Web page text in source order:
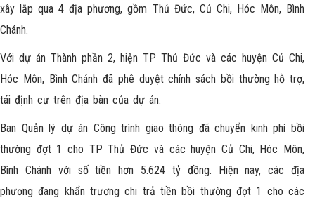
xây lắp qua 4 địa phương, gồm Thủ Đức, Củ Chi, Hóc Môn, Bình
Chánh.
Với dự án Thành phần 2, hiện TP Thủ Đức và các huyện Củ Chi,
Hóc Môn, Bình Chánh đã phê duyệt chính sách bồi thường hỗ trợ,
tái định cư trên địa bàn của dự án.
Ban Quản lý dự án Công trình giao thông đã chuyển kinh phí bồi
thường đợt 1 cho TP Thủ Đức và các huyện Củ Chi, Hóc Môn,
Bình Chánh với số tiền hơn 5.624 tỷ đồng. Hiện nay, các địa
phương đang khẩn trương chi trả tiền bồi thường đợt 1 cho các